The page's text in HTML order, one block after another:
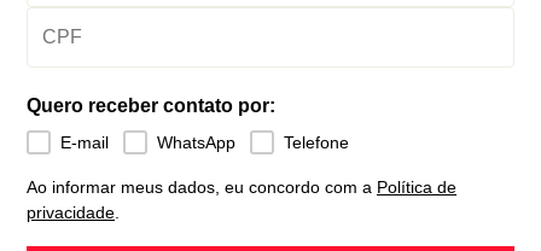
Quero receber contato por:
E-mail WhatsApp Telefone
Ao informar meus dados, eu concordo com a Política de
privacidade.